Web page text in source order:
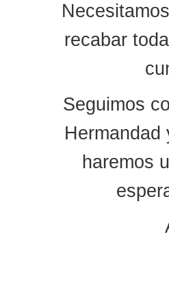
recabar
Seguimos
haremos